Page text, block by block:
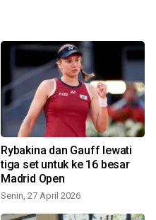
Rybakina dan Gauff lewati
tiga set untuk ke 16 besar
Madrid Open
Senin, 27 April 2026